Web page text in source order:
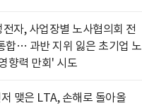
전자, 사업장별 노사협의회 전
합… 과반 지위 잃은 초기업 노
향력 만회' 시도
맺은 LTA, 손해로 돌아올